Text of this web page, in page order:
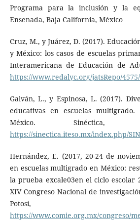
Programa para la inclusión y la
Ensenada, Baja California, México
Cruz, M., y Juárez, D. (2017).
y México: los casos de escuelas
Interamericana de Educación de
https://www.redalyc.org/jatsRepo/
Galván, L., y Espinosa, L. (2017).
educativas en escuelas
México. Sinéctica,
https://sinectica.iteso.mx/index.php/
Hernández, E. (2017, 20-24 de
en escuelas multigrado en México:
la prueba excale03en el ciclo escolar
XIV Congreso Nacional de
Potosí,
https://www.comie.org.mx/congreso/